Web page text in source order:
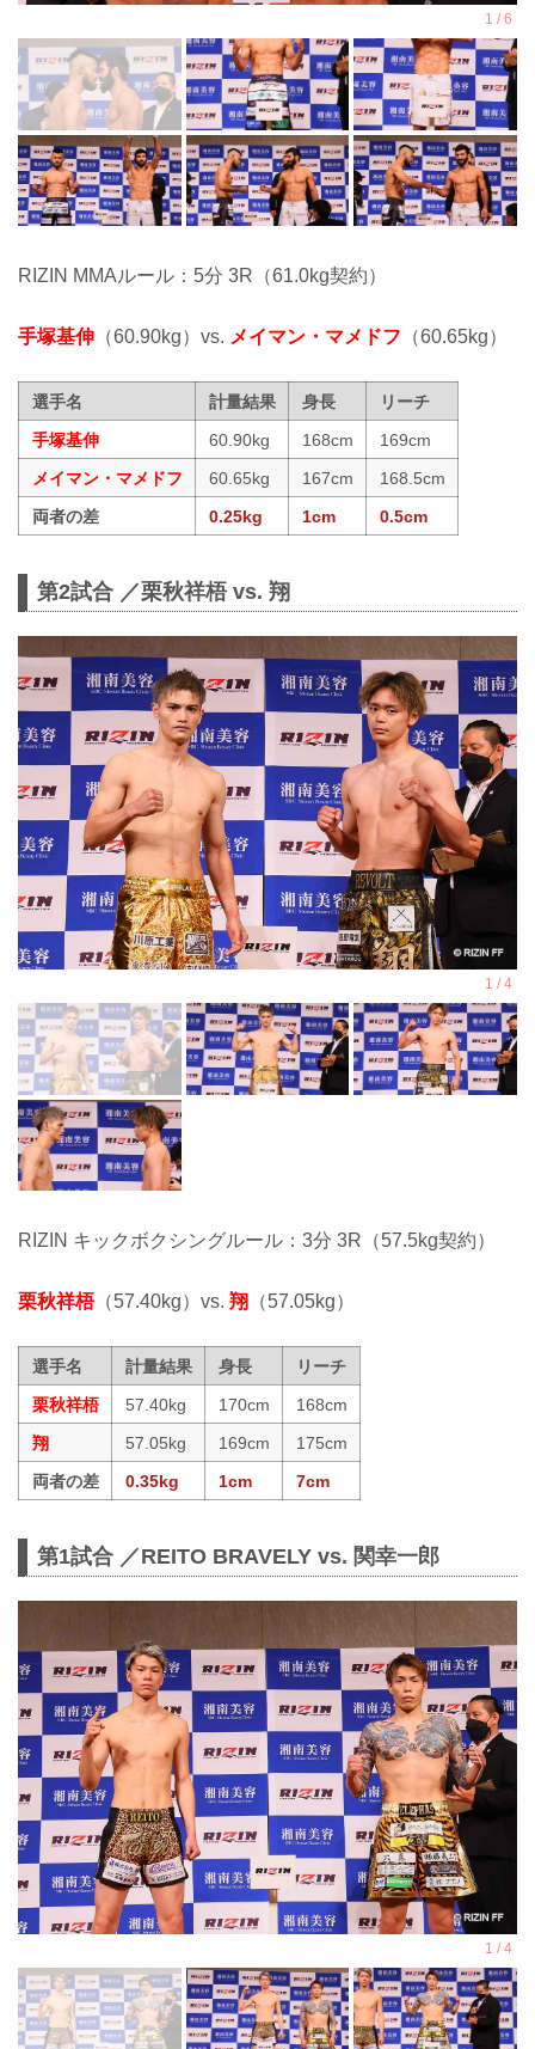
RIZIN MMAルール：5分 3R（61.0kg契約）
手塚基伸 （60.90kg）vs. メイマン・マメドフ （60.65kg）
選手名 計量結果 身長
リーチ
手塚基伸
60.90kg 168cm
169cm
メイマン・マメドフ
60.65kg 167cm
168.5cm
両者の差
0.25kg 1cm 0.5cm
第2試合 ／栗秋祥梧 vs. 翔
RIZIN キックボクシングルール：3分 3R（57.5kg契約）
栗秋祥梧（57.40kg）vs. 翔 （57.05kg）
選手名 計量結果 身長
リーチ
栗秋祥梧
57.40kg 170cm
168cm
翔
57.05kg 169cm
175cm
両者の差
0.35kg 1cm 7cm
第1試合 ／REITO BRAVELY vs. 関幸一郎